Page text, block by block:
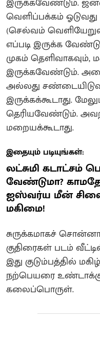
வெளிப்பக்கம்
(செல்வம்
எப்படி இருக்க
முகம் தெளிவாகவும்,
இருக்கவேண்டும்.
அல்லது
இருக்கக்கூடாது.
தெரியவேண்டும்.
மறையக்கூடாது.
இதையும் படியுங்கள்:
லட்சுமி கடாட்சம்
வேண்டுமா?
ஐஸ்வர்ய மீன்
மகிமை!
சுருக்கமாகச்
குதிரைகள் படம்
இது குடும்பத்தில்
நற்பெயரை
கலைப்பொருள்.